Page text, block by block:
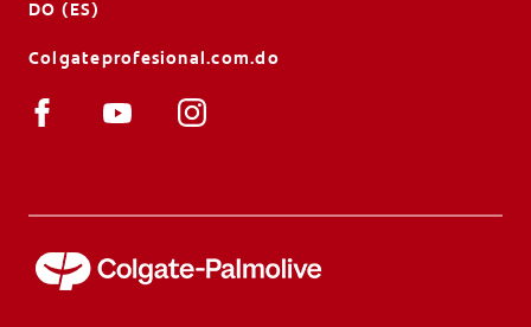
DO (ES)
Colgateprofesional.com.do